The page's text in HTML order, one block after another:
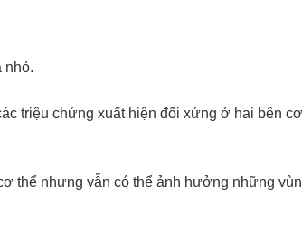
nhỏ.
triệu chứng xuất hiện đối xứng ở hai bên
thể nhưng vẫn có thể ảnh hưởng những